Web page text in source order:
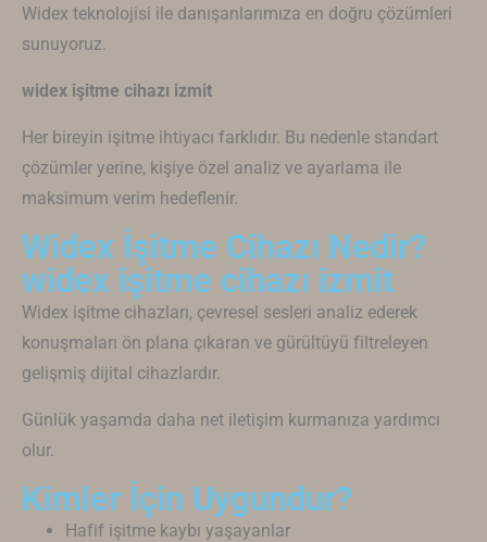
Widex teknolojisi ile danışanlarımıza en doğru çözümleri
sunuyoruz.
widex işitme cihazı izmit
Her bireyin işitme ihtiyacı farklıdır. Bu nedenle standart
çözümler yerine, kişiye özel analiz ve ayarlama ile
maksimum verim hedeflenir.
Widex İşitme Cihazı Nedir?
widex işitme cihazı izmit
Widex işitme cihazları, çevresel sesleri analiz ederek
konuşmaları ön plana çıkaran ve gürültüyü filtreleyen
gelişmiş dijital cihazlardır.
Günlük yaşamda daha net iletişim kurmanıza yardımcı
olur.
Kimler İçin Uygundur?
Hafif işitme kaybı yaşayanlar